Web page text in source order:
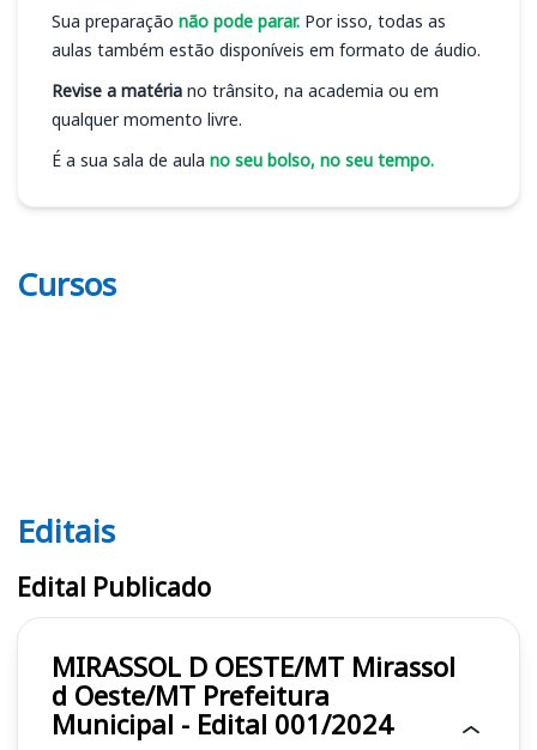
Sua preparação não pode parar. Por isso, todas as
aulas também estão disponíveis em formato de áudio.
Revise a matéria no trânsito, na academia ou em
qualquer momento livre.
É a sua sala de aula no seu bolso, no seu tempo.
Cursos
Editais
Editais
Edital Publicado
MIRASSOL D OESTE/MT Mirassol
d Oeste/MT Prefeitura
Municipal - Edital 001/2024